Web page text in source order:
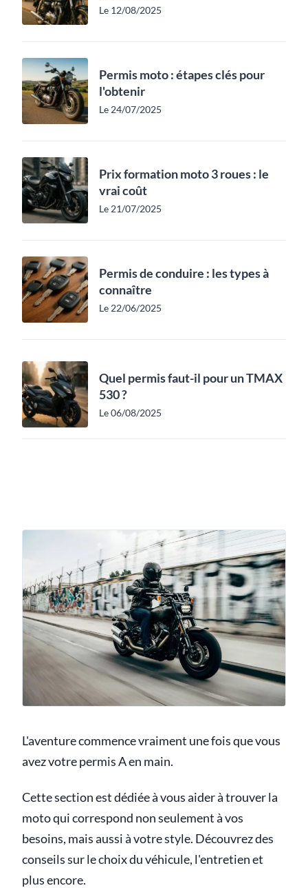
Le 12/08/2025
Permis moto : étapes clés pour
l'obtenir
Le 24/07/2025
Prix formation moto 3 roues : le
vrai coût
Le 21/07/2025
Permis de conduire : les types à
connaître
Le 22/06/2025
Quel permis faut-il pour un TMAX
530 ?
Le 06/08/2025
L'aventure commence vraiment une fois que vous
avez votre permis A en main.
Cette section est dédiée à vous aider à trouver la
moto qui correspond non seulement à vos
besoins, mais aussi à votre style. Découvrez des
conseils sur le choix du véhicule, l'entretien et
plus encore.